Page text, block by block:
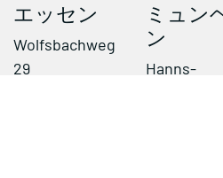
エッセン
Wolfsbachweg
29
ミュン
ン
Hanns-